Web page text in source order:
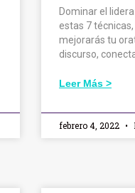
Dominar el
estas 7
mejorarás tu
discurso,
Leer Más >
febrero 4, 2022